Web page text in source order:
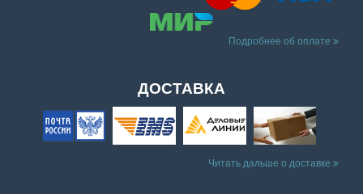
Подробнее об оплате
ДОСТАВКА
Читать дальше о доставке